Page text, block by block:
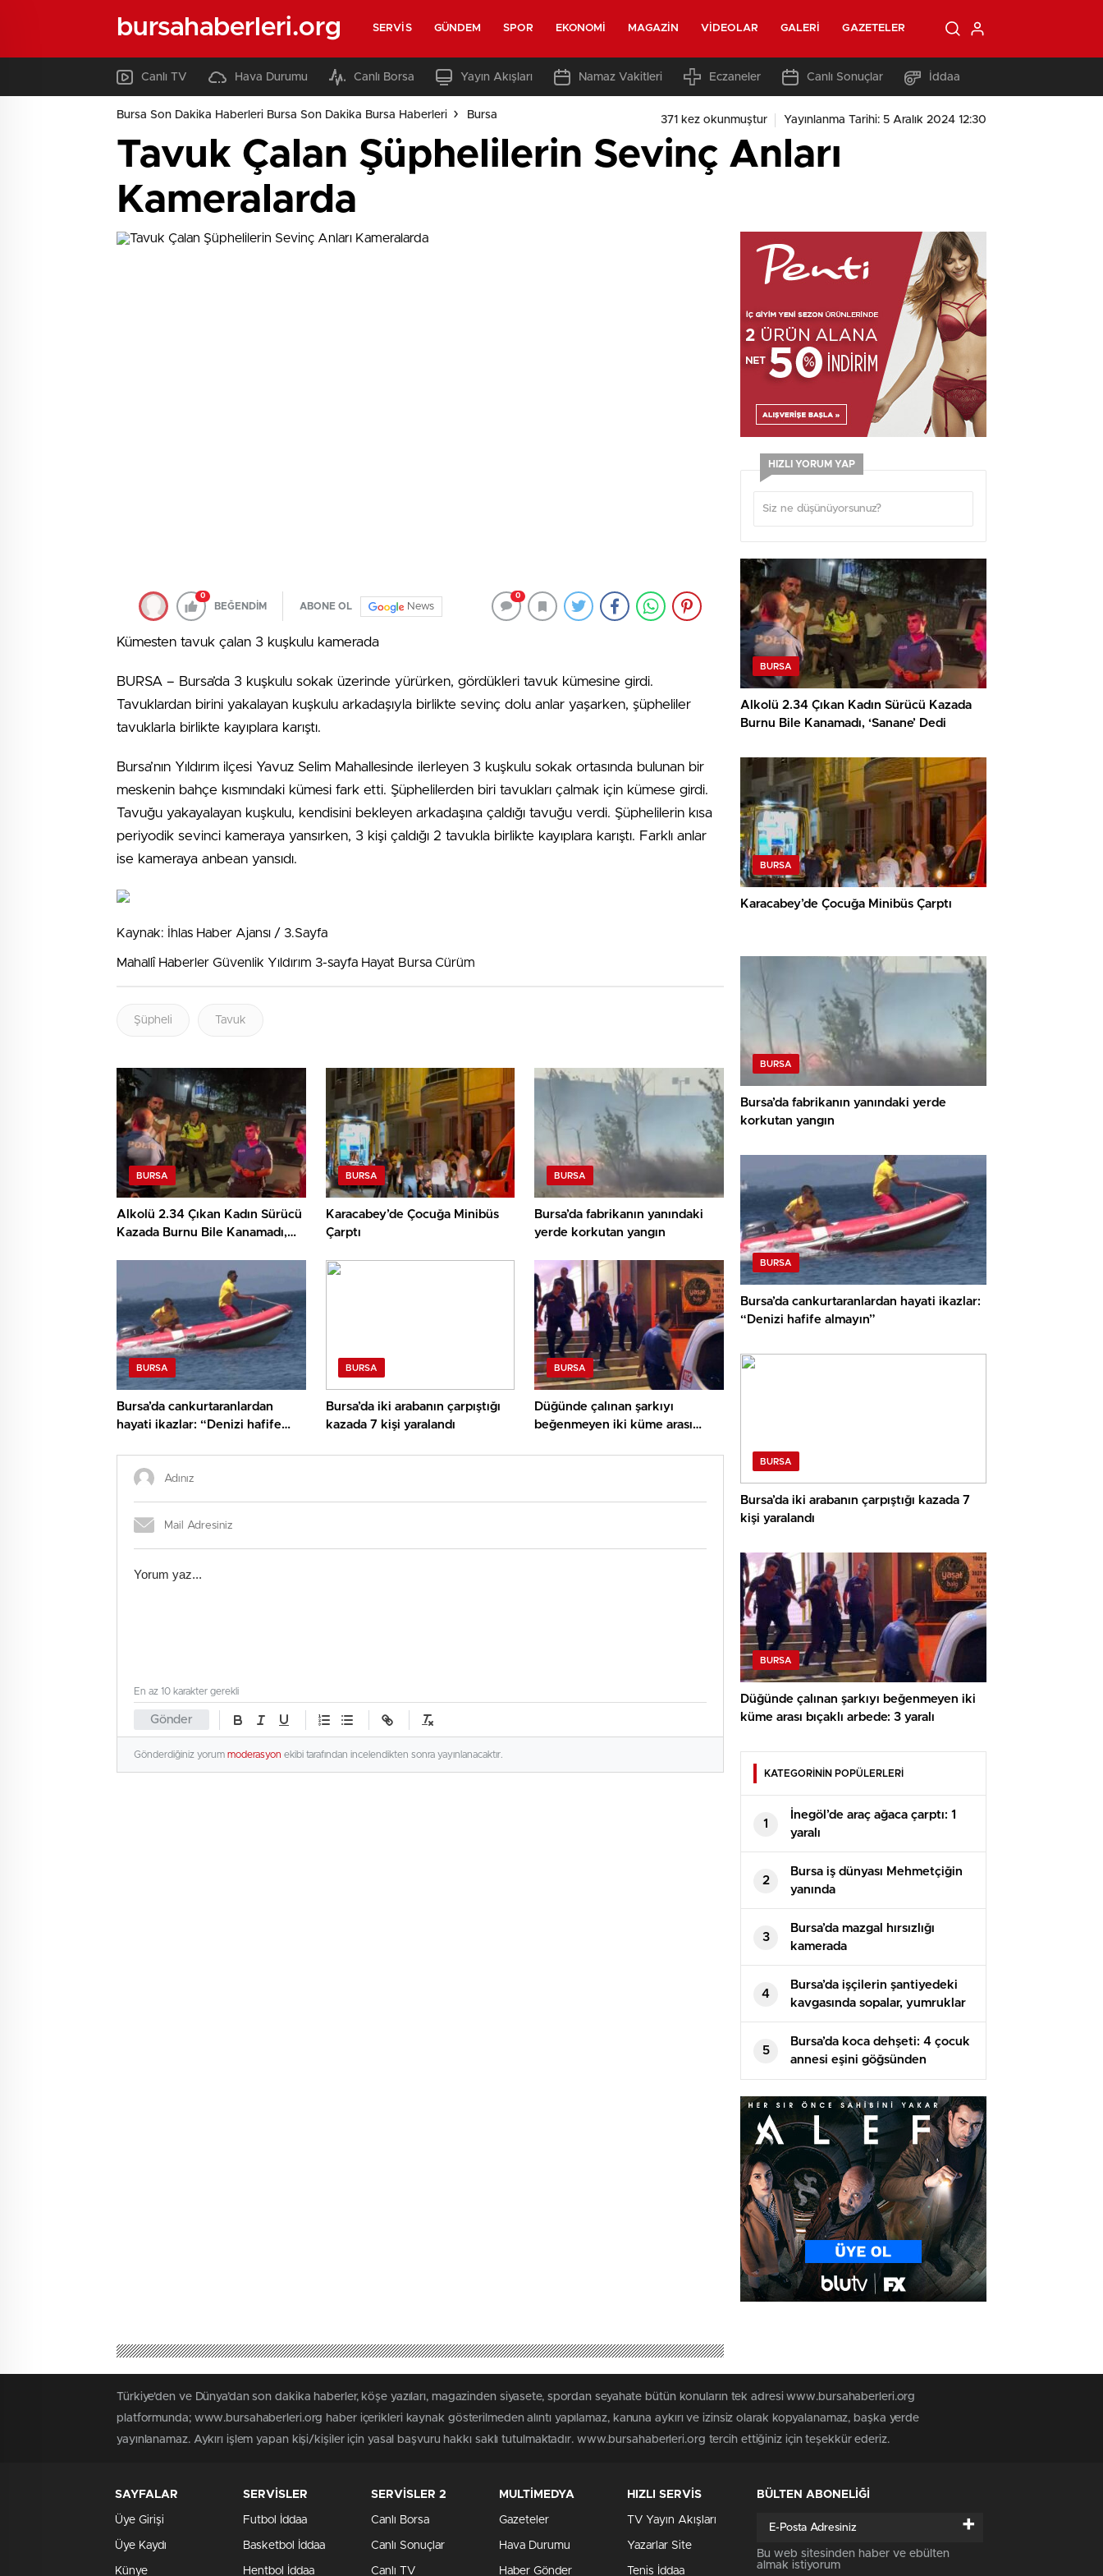
bursahaberleri.org SERVIS GÜNDEM SPOR EKONOMI MAGAZIN VIDEOLAR GALERI GAZETELER
Canlı TV Hava Durumu Canlı Borsa Yayın Akışları Namaz Vakitleri Eczaneler Canlı Sonuçlar İddaa
Bursa Son Dakika Haberleri Bursa Son Dakika Bursa Haberleri Bursa 371 kez okunmuştur Yayınlanma Tarihi: 5 Aralık 2024 12:30
Tavuk Çalan Şüphelilerin Sevinç Anları
Kameralarda
0
BEĞENDİM ABONE OL News
0
Kümesten tavuk çalan 3 kuşkulu kamerada
BURSA – Bursa’da 3 kuşkulu sokak üzerinde yürürken, gördükleri tavuk kümesine girdi.
Tavuklardan birini yakalayan kuşkulu arkadaşıyla birlikte sevinç dolu anlar yaşarken, şüpheliler
tavuklarla birlikte kayıplara karıştı.
Bursa’nın Yıldırım ilçesi Yavuz Selim Mahallesinde ilerleyen 3 kuşkulu sokak ortasında bulunan bir
meskenin bahçe kısmındaki kümesi fark etti. Şüphelilerden biri tavukları çalmak için kümese girdi.
Tavuğu yakayalayan kuşkulu, kendisini bekleyen arkadaşına çaldığı tavuğu verdi. Şüphelilerin kısa
periyodik sevinci kameraya yansırken, 3 kişi çaldığı 2 tavukla birlikte kayıplara karıştı. Farklı anlar
ise kameraya anbean yansıdı.
Kaynak: İhlas Haber Ajansı / 3.Sayfa
Mahallî Haberler Güvenlik Yıldırım 3-sayfa Hayat Bursa Cürüm
Şüpheli Tavuk
BURSA
Alkolü 2.34 Çıkan Kadın Sürücü
Kazada Burnu Bile Kanamadı,
BURSA
Karacabey’de Çocuğa Minibüs
Çarptı
BURSA
Bursa’da fabrikanın yanındaki
yerde korkutan yangın
BURSA
Bursa’da cankurtaranlardan
hayati ikazlar: “Denizi hafife
BURSA
Bursa’da iki arabanın çarpıştığı
kazada 7 kişi yaralandı
BURSA
Düğünde çalınan şarkıyı
beğenmeyen iki küme arası
Gönder
En az 10 karakter gerekli
Gönderdiğiniz yorum moderasyon ekibi tarafından incelendikten sonra yayınlanacaktır.
HIZLI YORUM YAP
BURSA
Alkolü 2.34 Çıkan Kadın Sürücü Kazada
Burnu Bile Kanamadı, ‘Sanane’ Dedi
BURSA
Karacabey’de Çocuğa Minibüs Çarptı
BURSA
Bursa’da fabrikanın yanındaki yerde
korkutan yangın
BURSA
Bursa’da cankurtaranlardan hayati ikazlar:
“Denizi hafife almayın”
BURSA
Bursa’da iki arabanın çarpıştığı kazada 7
kişi yaralandı
BURSA
Düğünde çalınan şarkıyı beğenmeyen iki
küme arası bıçaklı arbede: 3 yaralı
KATEGORİNİN POPÜLERLERİ
1
İnegöl’de araç ağaca çarptı: 1
yaralı
2
Bursa iş dünyası Mehmetçiğin
yanında
3
Bursa’da mazgal hırsızlığı
kamerada
4
Bursa’da işçilerin şantiyedeki
kavgasında sopalar, yumruklar
havada uçuştu
5
Bursa’da koca dehşeti: 4 çocuk
annesi eşini göğsünden
bıçaklayarak öldürdü
Türkiye'den ve Dünya’dan son dakika haberler, köşe yazıları, magazinden siyasete, spordan seyahate bütün konuların tek adresi www.bursahaberleri.org
platformunda; www.bursahaberleri.org haber içerikleri kaynak gösterilmeden alıntı yapılamaz, kanuna aykırı ve izinsiz olarak kopyalanamaz, başka yerde
yayınlanamaz. Aykırı işlem yapan kişi/kişiler için yasal başvuru hakkı saklı tutulmaktadır. www.bursahaberleri.org tercih ettiğiniz için teşekkür ederiz.
SAYFALAR
Üye Girişi
Üye Kaydı
Künye
SERVİSLER
Futbol İddaa
Basketbol İddaa
Hentbol İddaa
SERVİSLER 2
Canlı Borsa
Canlı Sonuçlar
Canlı TV
MULTİMEDYA
Gazeteler
Hava Durumu
Haber Gönder
HIZLI SERVİS
TV Yayın Akışları
Yazarlar Site
Tenis İddaa
BÜLTEN ABONELİĞİ
+
Bu web sitesinden haber ve ebülten
almak istiyorum